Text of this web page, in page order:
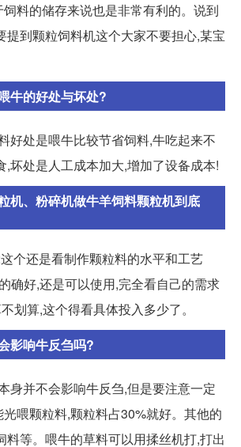
料的储存来说也是非常有利的。说到
提到颗粒饲料机这个大家不要担心,某宝
牛的好处与坏处?
好处是喂牛比较节省饲料,牛吃起来不
,坏处是人工成本加大,增加了设备成本!
机、粉碎机做牛羊饲料颗粒机到底
个还是看制作颗粒料的水平和工艺
确好,还是可以使用,完全看自己的需求
划算,这个得看具体投入多少了。
影响牛反刍吗?
身并不会影响牛反刍,但是要注意一定
喂颗粒料,颗粒料占30%就好。其他的
料等。喂牛的草料可以用揉丝机打,打出